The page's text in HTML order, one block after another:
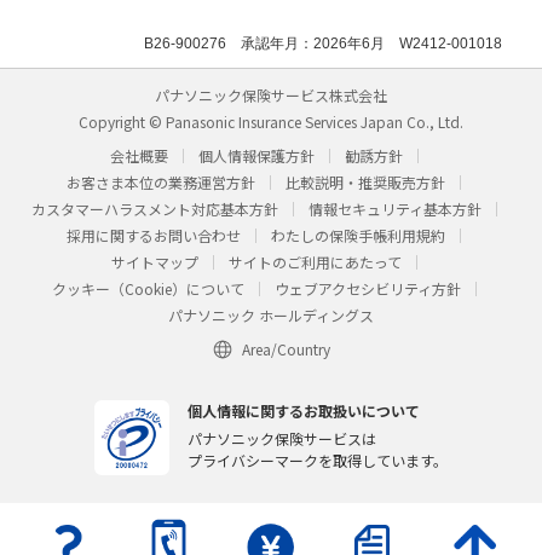
B26-900276 承認年月：2026年6月 W2412-001018
パナソニック保険サービス株式会社
Copyright © Panasonic Insurance Services Japan Co., Ltd.
会社概要
個人情報保護方針
勧誘方針
お客さま本位の業務運営方針
比較説明・推奨販売方針
カスタマーハラスメント対応基本方針
情報セキュリティ基本方針
採用に関するお問い合わせ
わたしの保険手帳利用規約
サイトマップ
サイトのご利用にあたって
クッキー（Cookie）について
ウェブアクセシビリティ方針
パナソニック ホールディングス
Area/Country
個人情報に関するお取扱いについて
パナソニック保険サービスは
プライバシーマークを取得しています。